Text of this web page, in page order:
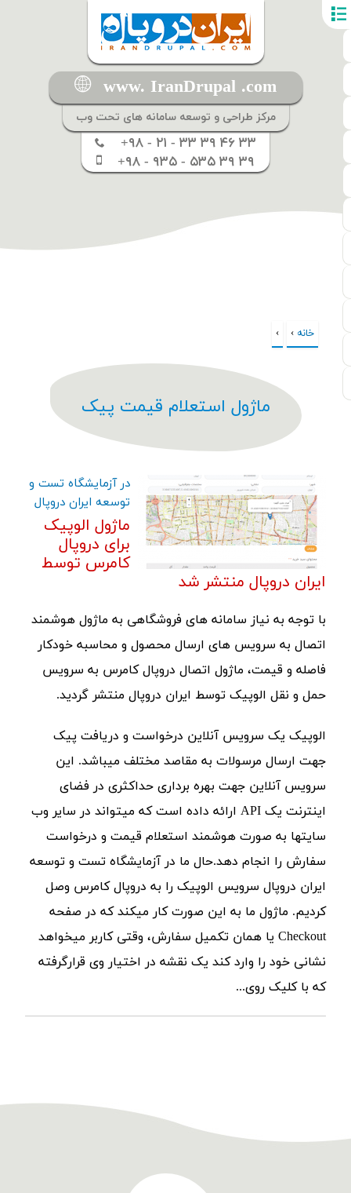
www. IranDrupal .com
مرکز طراحی و توسعه سامانه های تحت وب
+۹۸ - ۲۱ - ۳۳ ۳۹ ۴۶ ۳۳
+۹۸ - ۹۳۵ - ۵۳۵ ۳۹ ۳۹
شما اینجا هستید
خانه ›
›
ماژول استعلام قیمت پیک
در آزمایشگاه تست و
توسعه ایران دروپال
ماژول الوپیک
برای دروپال
کامرس توسط
ایران دروپال منتشر شد
با توجه به نیاز سامانه های فروشگاهی به ماژول هوشمند
اتصال به سرویس های ارسال محصول و محاسبه خودکار
فاصله و قیمت، ماژول اتصال دروپال کامرس به سرویس
حمل و نقل الوپیک توسط ایران دروپال منتشر گردید.
الوپیک یک سرویس آنلاین درخواست و دریافت پیک
جهت ارسال مرسولات به مقاصد مختلف میباشد. این
سرویس آنلاین جهت بهره برداری حداکثری در فضای
اینترنت یک API ارائه داده است که میتواند در سایر وب
سایتها به صورت هوشمند استعلام قیمت و درخواست
سفارش را انجام دهد.حال ما در آزمایشگاه تست و توسعه
ایران دروپال سرویس الوپیک را به دروپال کامرس وصل
کردیم. ماژول ما به این صورت کار میکند که در صفحه
Checkout یا همان تکمیل سفارش، وقتی کاربر میخواهد
نشانی خود را وارد کند یک نقشه در اختیار وی قرارگرفته
که با کلیک روی...